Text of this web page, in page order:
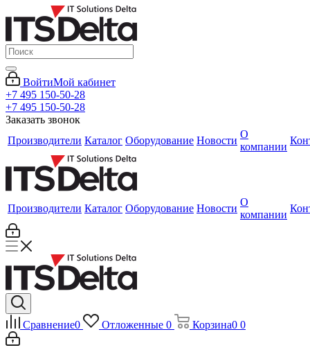
ВойтиМой кабинет
+7 495 150-50-28
+7 495 150-50-28
Заказать звонок
Производители Каталог Оборудование Новости
О
компании
Производители Каталог Оборудование Новости
О
компании
Сравнение0 Отложенные 0 Корзина0 0